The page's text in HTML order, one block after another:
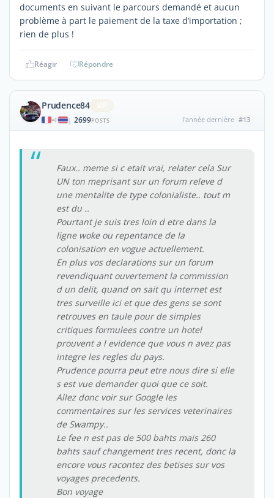
documents en suivant le parcours demandé et aucun
problème à part le paiement de la taxe d’importation ;
rien de plus !
Réagir Répondre
Prudence84
| 2699POSTS l'année dernière #13
Faux.. meme si c etait vrai, relater cela Sur
UN ton meprisant sur un forum releve d
une mentalite de type colonialiste.. tout m
est du ..
Pourtant je suis tres loin d etre dans la
ligne woke ou repentance de la
colonisation en vogue actuellement.
En plus vos declarations sur un forum
revendiquant ouvertement la commission
d un delit, quand on sait qu internet est
tres surveille ici et que des gens se sont
retrouves en taule pour de simples
critiques formulees contre un hotel
prouvent a l evidence que vous n avez pas
integre les regles du pays.
Prudence pourra peut etre nous dire si elle
s est vue demander quoi que ce soit.
Allez donc voir sur Google les
commentaires sur les services veterinaires
de Swampy..
Le fee n est pas de 500 bahts mais 260
bahts sauf changement tres recent, donc la
encore vous racontez des betises sur vos
voyages precedents.
Bon voyage